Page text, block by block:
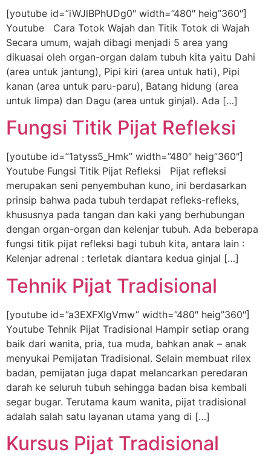
[youtube id=”iWJlBPhUDg0″ width=”480″ heig”360″]
Youtube Cara Totok Wajah dan Titik Totok di Wajah
Secara umum, wajah dibagi menjadi 5 area yang
dikuasai oleh organ-organ dalam tubuh kita yaitu Dahi
(area untuk jantung), Pipi kiri (area untuk hati), Pipi
kanan (area untuk paru-paru), Batang hidung (area
untuk limpa) dan Dagu (area untuk ginjal). Ada […]
Fungsi Titik Pijat Refleksi
[youtube id=”1atyss5_Hmk” width=”480″ heig”360″]
Youtube Fungsi Titik Pijat Refleksi Pijat refleksi
merupakan seni penyembuhan kuno, ini berdasarkan
prinsip bahwa pada tubuh terdapat refleks-refleks,
khususnya pada tangan dan kaki yang berhubungan
dengan organ-organ dan kelenjar tubuh. Ada beberapa
fungsi titik pijat refleksi bagi tubuh kita, antara lain :
Kelenjar adrenal : terletak diantara kedua ginjal […]
Tehnik Pijat Tradisional
[youtube id=”a3EXFXIgVmw” width=”480″ heig”360″]
Youtube Tehnik Pijat Tradisional Hampir setiap orang
baik dari wanita, pria, tua muda, bahkan anak – anak
menyukai Pemijatan Tradisional. Selain membuat rilex
badan, pemijatan juga dapat melancarkan peredaran
darah ke seluruh tubuh sehingga badan bisa kembali
segar bugar. Terutama kaum wanita, pijat tradisional
adalah salah satu layanan utama yang di […]
Kursus Pijat Tradisional